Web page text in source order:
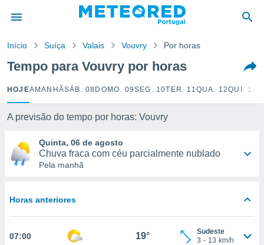
da
foi
as
fornecidas
Início Suíça Valais Vouvry Por horas
Tempo para Vouvry por horas
HOJEAMANHÃSÁB. 08 DOMO. 09SEG. 10TER. 11QUA. 12QUI. 13
A previsão do tempo por horas: Vouvry
Quinta, 06 de agosto
Chuva fraca com céu parcialmente nublado
Pela manhã
Horas anteriores
07:00 19°
Sudeste
3 - 13 km/h